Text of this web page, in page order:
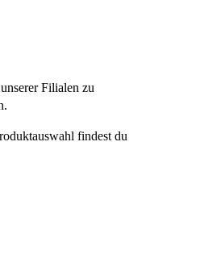
Filialen zu
findest du